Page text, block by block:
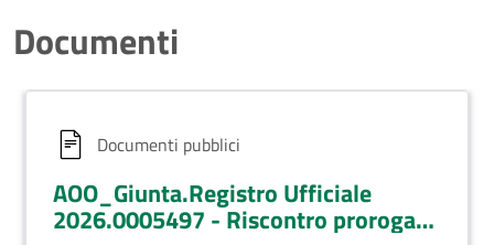
Documenti
Documenti pubblici
AOO_Giunta.Registro Ufficiale
2026.0005497 - Riscontro proroga